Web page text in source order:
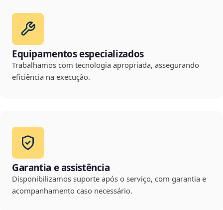
Equipamentos especializados
Trabalhamos com tecnologia apropriada, assegurando
eficiência na execução.
Garantia e assistência
Disponibilizamos suporte após o serviço, com garantia e
acompanhamento caso necessário.